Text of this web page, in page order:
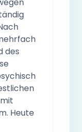
des
Heute